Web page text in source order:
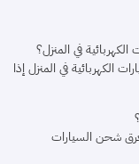
في المنزل؟
الكهربائية في المنزل إذا
شحن السيارات